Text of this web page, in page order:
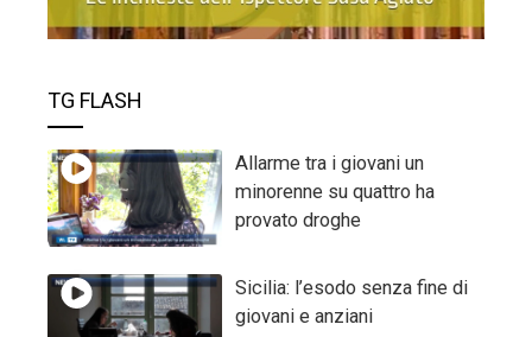
TG FLASH
Allarme tra i giovani un
minorenne su quattro ha
provato droghe
Sicilia: l’esodo senza fine di
giovani e anziani